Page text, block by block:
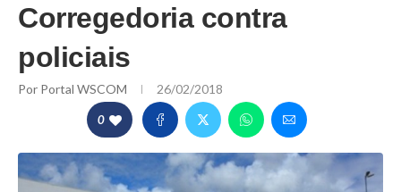
Corregedoria contra
policiais
Por Portal WSCOM 26/02/2018
0